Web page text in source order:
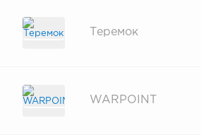
Теремок
WARPOINT